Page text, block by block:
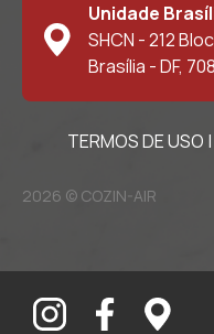
Unidade
SHCN - 212
Brasília - DF,
TERMOS DE USO |
2026 © COZIN-AIR